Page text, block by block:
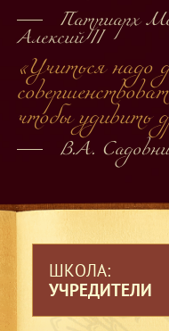
Патриарх
Алексий II
«Учиться надо
чтобы удивить
В.А.
ШКОЛА:
УЧРЕДИТЕЛИ